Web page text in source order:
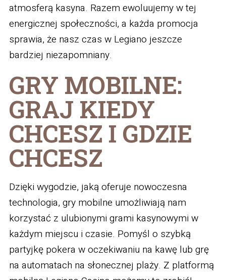
atmosferą kasyna. Razem ewoluujemy w tej
energicznej społeczności, a każda promocja
sprawia, że nasz czas w Legiano jeszcze
bardziej niezapomniany.
GRY MOBILNE:
GRAJ KIEDY
CHCESZ I GDZIE
CHCESZ
Dzięki wygodzie, jaką oferuje nowoczesna
technologia, gry mobilne umożliwiają nam
korzystać z ulubionymi grami kasynowymi w
każdym miejscu i czasie. Pomyśl o szybką
partyjkę pokera w oczekiwaniu na kawę lub grę
na automatach na słonecznej plaży. Z platformą